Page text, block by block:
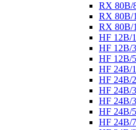
RX 80B/
RX 80B/
RX 80B/
HF 12B/
HF 12B/
HF 12B/
HF 24B/
HF 24B/
HF 24B/
HF 24B/
HF 24B/
HF 24B/